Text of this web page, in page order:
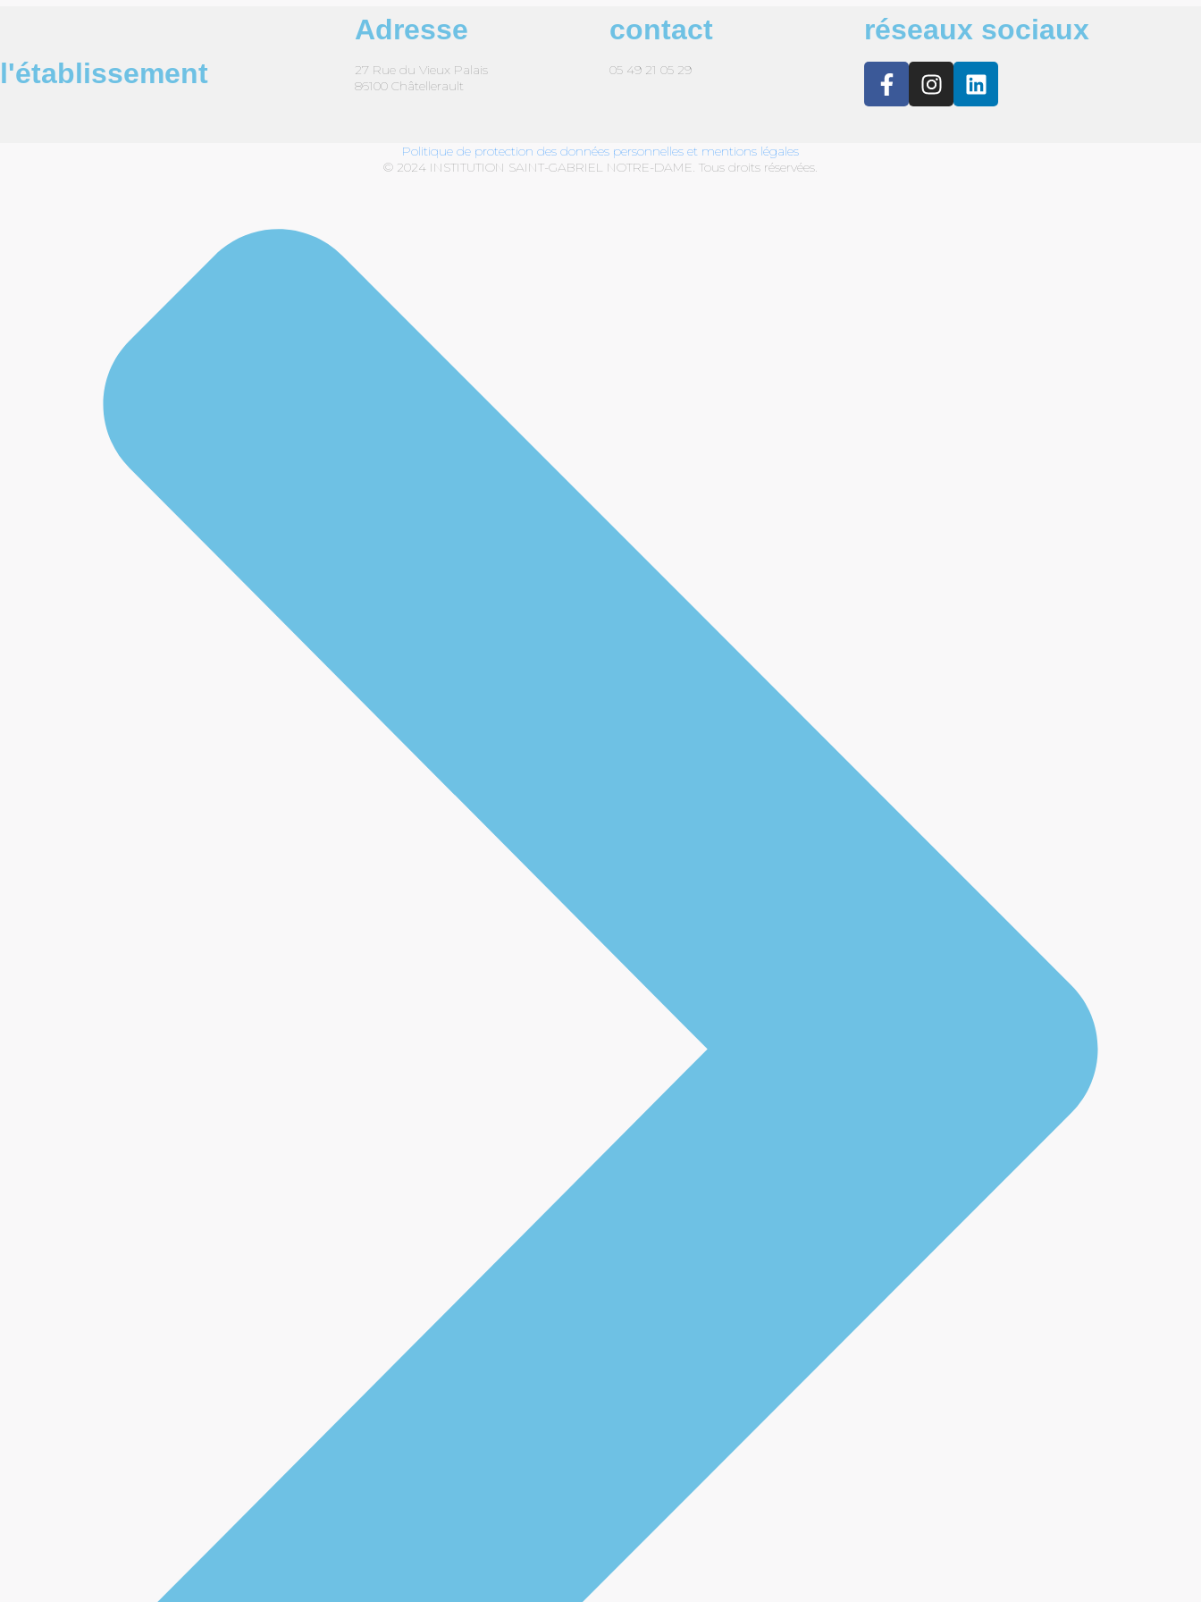
Adresse
27 Rue du Vieux Palais
86100 Châtellerault
contact
05 49 21 05 29
réseaux sociaux
Politique de protection des données personnelles et mentions légales
© 2024 INSTITUTION SAINT-GABRIEL NOTRE-DAME. Tous droits réservées.
l'établissement